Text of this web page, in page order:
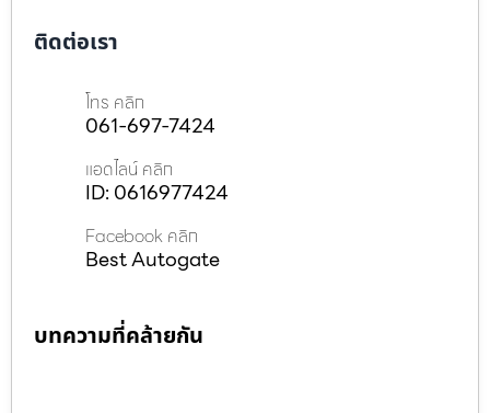
ติดต่อเรา
โทร คลิก
061-697-7424
แอดไลน์ คลิก
ID: 0616977424
Facebook คลิก
Best Autogate
บทความที่คล้ายกัน